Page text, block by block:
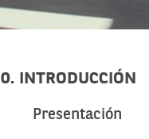
0. INTRODUCCIÓN
Presentación